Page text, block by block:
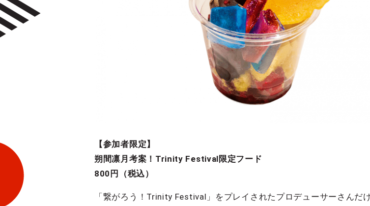
【参加者限定】
朔間凛月考案！Trinity Festival限定フード
800円（税込）
「繋がろう！Trinity Festival」をプレイされたプロデューサーさんだ